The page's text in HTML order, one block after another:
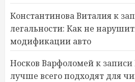
Константинова Виталияк
легальности: Как не
модификации авто
Носков Варфоломейк записи
лучше всего подходят для